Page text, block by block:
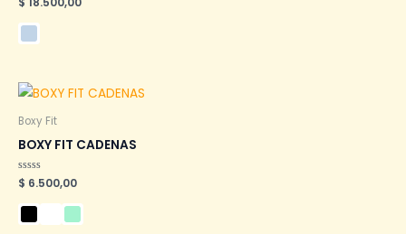
en
0
5
Boxy Fit
BOXY FIT CADENAS
Valorado
en
de
5
$ 6.500,00